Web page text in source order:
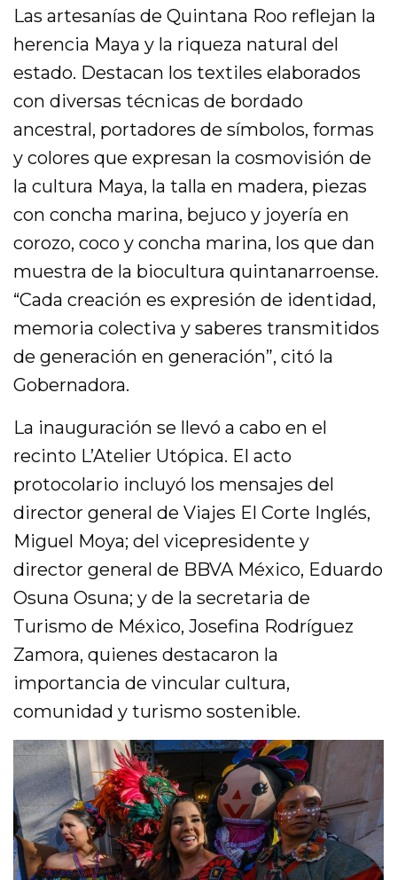
Las artesanías de Quintana Roo reflejan la
herencia Maya y la riqueza natural del
estado. Destacan los textiles elaborados
con diversas técnicas de bordado
ancestral, portadores de símbolos, formas
y colores que expresan la cosmovisión de
la cultura Maya, la talla en madera, piezas
con concha marina, bejuco y joyería en
corozo, coco y concha marina, los que dan
muestra de la biocultura quintanarroense.
“Cada creación es expresión de identidad,
memoria colectiva y saberes transmitidos
de generación en generación”, citó la
Gobernadora.
La inauguración se llevó a cabo en el
recinto L’Atelier Utópica. El acto
protocolario incluyó los mensajes del
director general de Viajes El Corte Inglés,
Miguel Moya; del vicepresidente y
director general de BBVA México, Eduardo
Osuna Osuna; y de la secretaria de
Turismo de México, Josefina Rodríguez
Zamora, quienes destacaron la
importancia de vincular cultura,
comunidad y turismo sostenible.